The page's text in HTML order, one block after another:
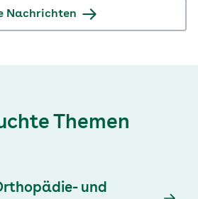
Nachrichten
Themen
und